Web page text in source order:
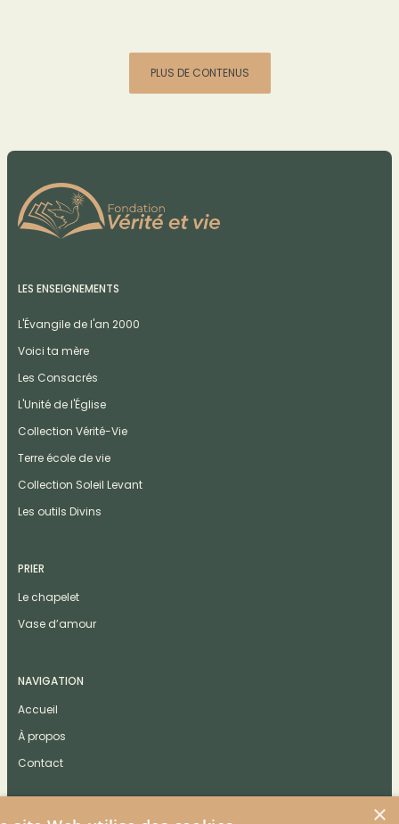
PLUS DE CONTENUS
LES ENSEIGNEMENTS
L'Évangile de l'an 2000
Voici ta mère
Les Consacrés
L'Unité de l'Église
Collection Vérité-Vie
Terre école de vie
Collection Soleil Levant
Les outils Divins
PRIER
Le chapelet
Vase d’amour
NAVIGATION
Accueil
À propos
Contact
×